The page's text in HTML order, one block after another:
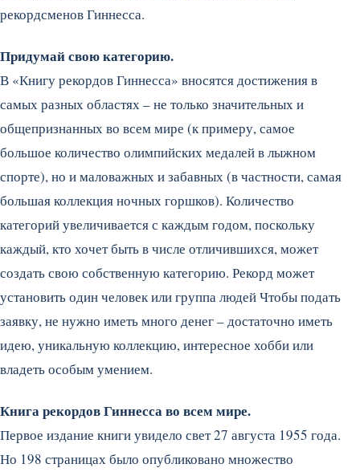
рекордсменов Гиннесса.
Придумай свою категорию.
В «Книгу рекордов Гиннесса» вносятся достижения в
самых разных областях – не только значительных и
общепризнанных во всем мире (к примеру, самое
большое количество олимпийских медалей в лыжном
спорте), но и маловажных и забавных (в частности, самая
большая коллекция ночных горшков). Количество
категорий увеличивается с каждым годом, поскольку
каждый, кто хочет быть в числе отличившихся, может
создать свою собственную категорию. Рекорд может
установить один человек или группа людей Чтобы подать
заявку, не нужно иметь много денег – достаточно иметь
идею, уникальную коллекцию, интересное хобби или
владеть особым умением.
Книга рекордов Гиннесса во всем мире.
Первое издание книги увидело свет 27 августа 1955 года.
Но 198 страницах было опубликовано множество